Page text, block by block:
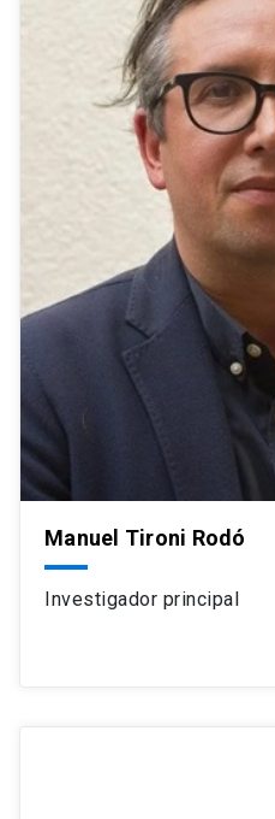
Manuel Tironi Rodó
Investigador principal